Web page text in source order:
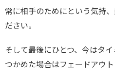
常に相手のためにという気持
ださい。
そして最後にひとつ、今はタ
つかめた場合はフェードアウト